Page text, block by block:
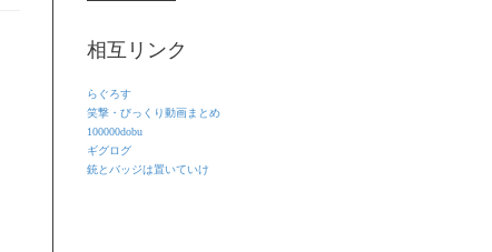
相互リンク
らぐろす
笑撃・びっくり動画まとめ
100000dobu
ギグログ
銃とバッジは置いていけ